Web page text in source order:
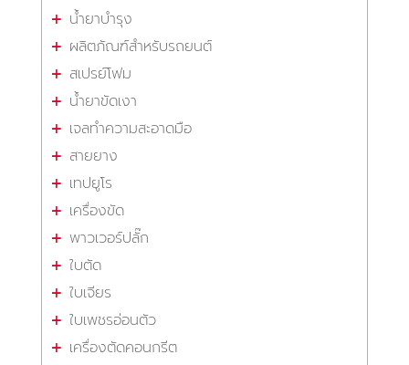
น้ำยาบำรุง
ผลิตภัณฑ์สำหรับรถยนต์
สเปรย์โฟม
น้ำยาขัดเงา
เจลทำความสะอาดมือ
สายยาง
เทปยูโร
เครื่องขัด
พาวเวอร์ปลั๊ก
ใบตัด
ใบเจียร
ใบเพชรอ่อนตัว
เครื่องตัดคอนกรีต